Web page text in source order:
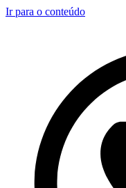
Ir para o conteúdo